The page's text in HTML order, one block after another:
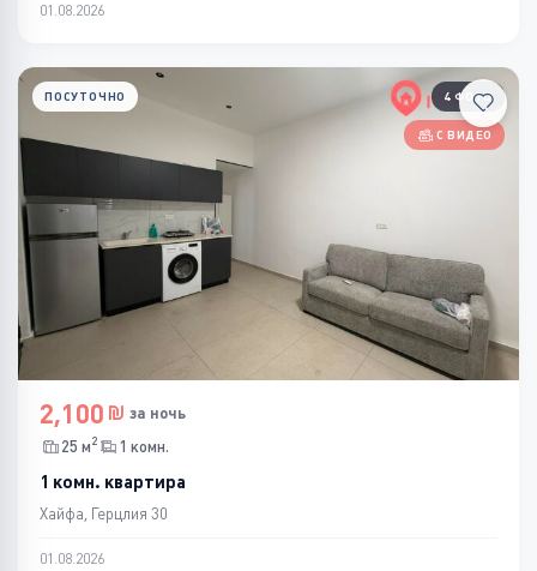
01.08.2026
4 ФОТО
С ВИДЕО
ПОСУТОЧНО
2,100
за ночь
25 м2 1 комн.
1 комн. квартира
Хайфа, Герцлия 30
01.08.2026